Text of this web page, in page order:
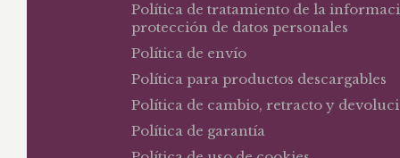
Política de tratamiento de la
protección de datos personales
Política de envío
Política para productos descargables
Política de cambio, retracto y
Política de garantía